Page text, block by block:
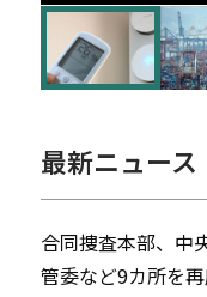
高更新の可能性
検
最新ニュース
合同捜査本部、中
管委など9カ所を